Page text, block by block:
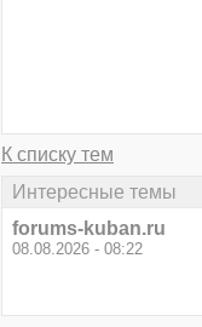
К списку тем
Интересные темы
forums-kuban.ru
08.08.2026 - 08:22